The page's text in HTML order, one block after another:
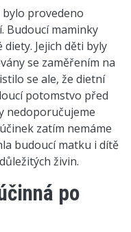
provedeno
Budoucí maminky
Jejich děti byly
se zaměřením na
se ale, že dietní
potomstvo před
nedoporučujeme
zatím nemáme
budoucí matku i dítě
živin.
po